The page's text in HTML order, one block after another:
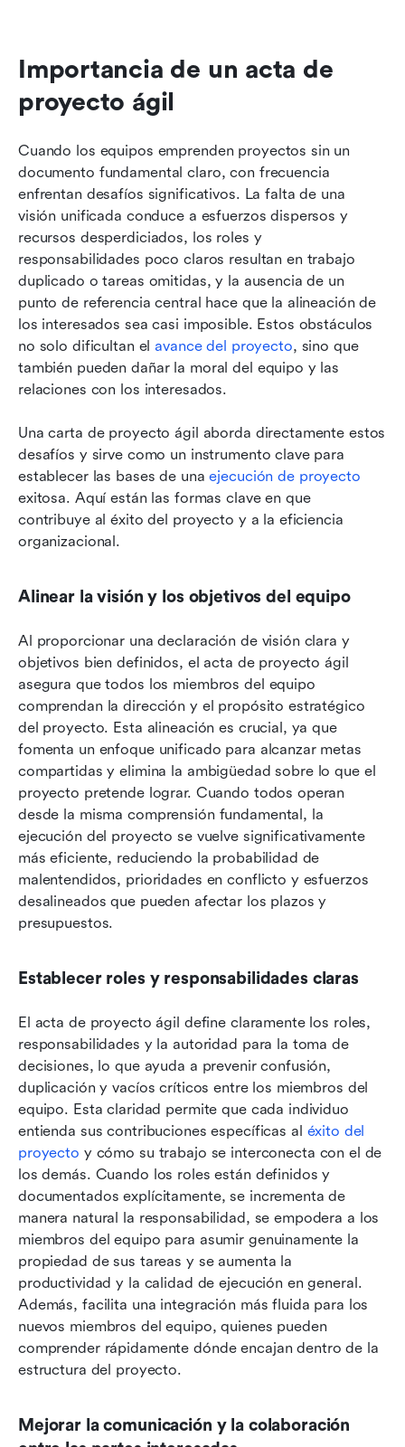
Importancia de un acta de
proyecto ágil
Cuando los equipos emprenden proyectos sin un
documento fundamental claro, con frecuencia
enfrentan desafíos significativos. La falta de una
visión unificada conduce a esfuerzos dispersos y
recursos desperdiciados, los roles y
responsabilidades poco claros resultan en trabajo
duplicado o tareas omitidas, y la ausencia de un
punto de referencia central hace que la alineación de
los interesados sea casi imposible. Estos obstáculos
no solo dificultan el avance del proyecto, sino que
también pueden dañar la moral del equipo y las
relaciones con los interesados.
Una carta de proyecto ágil aborda directamente estos
desafíos y sirve como un instrumento clave para
establecer las bases de una ejecución de proyecto
exitosa. Aquí están las formas clave en que
contribuye al éxito del proyecto y a la eficiencia
organizacional.
Alinear la visión y los objetivos del equipo
Al proporcionar una declaración de visión clara y
objetivos bien definidos, el acta de proyecto ágil
asegura que todos los miembros del equipo
comprendan la dirección y el propósito estratégico
del proyecto. Esta alineación es crucial, ya que
fomenta un enfoque unificado para alcanzar metas
compartidas y elimina la ambigüedad sobre lo que el
proyecto pretende lograr. Cuando todos operan
desde la misma comprensión fundamental, la
ejecución del proyecto se vuelve significativamente
más eficiente, reduciendo la probabilidad de
malentendidos, prioridades en conflicto y esfuerzos
desalineados que pueden afectar los plazos y
presupuestos.
Establecer roles y responsabilidades claras
El acta de proyecto ágil define claramente los roles,
responsabilidades y la autoridad para la toma de
decisiones, lo que ayuda a prevenir confusión,
duplicación y vacíos críticos entre los miembros del
equipo. Esta claridad permite que cada individuo
entienda sus contribuciones específicas al éxito del
proyecto y cómo su trabajo se interconecta con el de
los demás. Cuando los roles están definidos y
documentados explícitamente, se incrementa de
manera natural la responsabilidad, se empodera a los
miembros del equipo para asumir genuinamente la
propiedad de sus tareas y se aumenta la
productividad y la calidad de ejecución en general.
Además, facilita una integración más fluida para los
nuevos miembros del equipo, quienes pueden
comprender rápidamente dónde encajan dentro de la
estructura del proyecto.
Mejorar la comunicación y la colaboración